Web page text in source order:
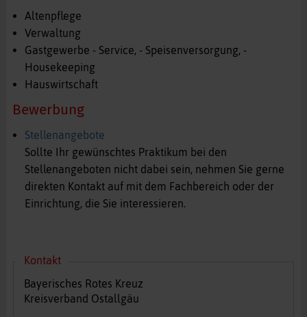
Altenpflege
Verwaltung
Gastgewerbe - Service, - Speisenversorgung, -
Housekeeping
Hauswirtschaft
Bewerbung
Stellenangebote
Sollte Ihr gewünschtes Praktikum bei den
Stellenangeboten nicht dabei sein, nehmen Sie gerne
direkten Kontakt auf mit dem Fachbereich oder der
Einrichtung, die Sie interessieren.
Kontakt
Bayerisches Rotes Kreuz
Kreisverband Ostallgäu